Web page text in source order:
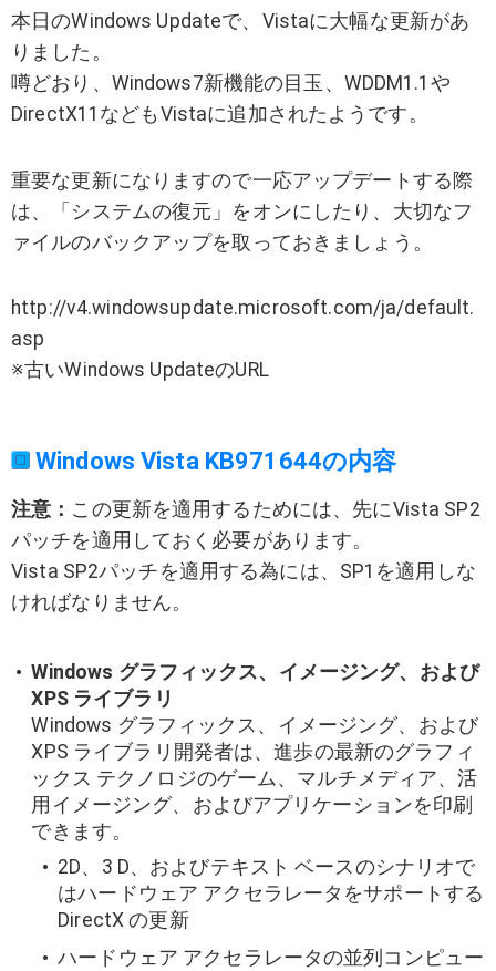
本日のWindows Updateで、Vistaに大幅な更新があ
りました。
噂どおり、Windows7新機能の目玉、WDDM1.1や
DirectX11などもVistaに追加されたようです。
重要な更新になりますので一応アップデートする際
は、「システムの復元」をオンにしたり、大切なフ
ァイルのバックアップを取っておきましょう。
http://v4.windowsupdate.microsoft.com/ja/default.
asp
※古いWindows UpdateのURL
Windows Vista KB971644の内容
注意： この更新を適用するためには、先にVista SP2
パッチを適用しておく必要があります。
Vista SP2パッチを適用する為には、SP1を適用しな
ければなりません。
Windows グラフィックス、イメージング、および
XPS ライブラリ
Windows グラフィックス、イメージング、および
XPS ライブラリ開発者は、進歩の最新のグラフィ
ックス テクノロジのゲーム、マルチメディア、活
用イメージング、およびアプリケーションを印刷
できます。
2D、3 D、およびテキスト ベースのシナリオで
はハードウェア アクセラレータをサポートする
DirectX の更新
ハードウェア アクセラレータの並列コンピュー